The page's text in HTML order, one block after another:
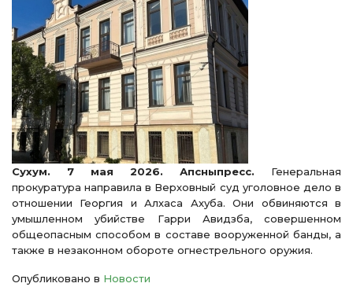
Сухум. 7 мая 2026. Апсныпресс. Генеральная
прокуратура направила в Верховный суд уголовное дело в
отношении Георгия и Алхаса Ахуба. Они обвиняются в
умышленном убийстве Гарри Авидзба, совершенном
общеопасным способом в составе вооруженной банды, а
также в незаконном обороте огнестрельного оружия.
Опубликовано в Новости